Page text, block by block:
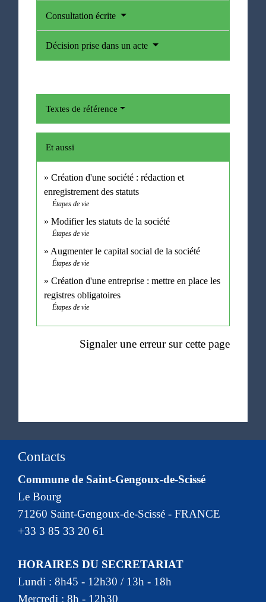
Consultation écrite
Décision prise dans un acte
Textes de référence
Et aussi
Création d'une société : rédaction et
enregistrement des statuts
Étapes de vie
Modifier les statuts de la société
Étapes de vie
Augmenter le capital social de la société
Étapes de vie
Création d'une entreprise : mettre en place les
registres obligatoires
Étapes de vie
Signaler une erreur sur cette page
Contacts
Commune de Saint-Gengoux-de-Scissé
Le Bourg
71260 Saint-Gengoux-de-Scissé - FRANCE
+33 3 85 33 20 61
HORAIRES DU SECRETARIAT
Lundi : 8h45 - 12h30 / 13h - 18h
Mercredi : 8h - 12h30